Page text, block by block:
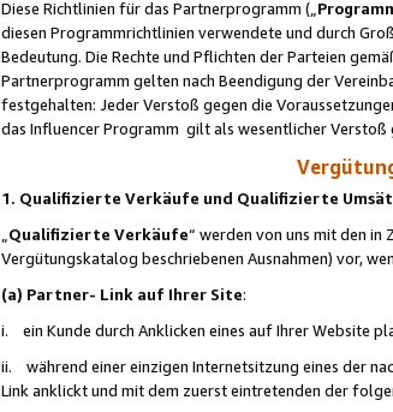
Diese Richtlinien für das Partnerprogramm („
diesen Programmrichtlinien verwendete und durch
Bedeutung. Die Rechte und Pflichten der Parteien
Partnerprogramm gelten nach Beendigung der
festgehalten: Jeder Verstoß gegen die
das Influencer Programm gilt als wesentlicher Verstoß
1. Qualifizierte Verkäufe und Qualifizierte
Qualifizierte Verkäufe“ werden von uns mit den
Vergütungskatalog beschriebenen Ausnahmen) vor,
(a) Partner- Link auf Ihrer Site:
i. ein Kunde durch Anklicken eines auf Ihrer Website
ii. während einer einzigen Internetsitzung eines der
Link anklickt und mit dem zuerst eintretenden der